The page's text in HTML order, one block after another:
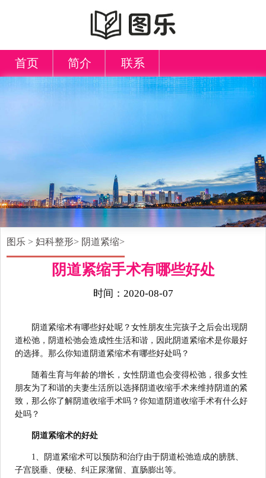
首页 简介 联系
图乐 >妇科整形> 阴道紧缩>
阴道紧缩手术有哪些好处
时间：2020-08-07
阴道紧缩术有哪些好处呢？女性朋友生完孩子之后会出现阴
道松弛，阴道松弛会造成性生活和谐，因此阴道紧缩术是你最好
的选择。那么你知道阴道紧缩术有哪些好处吗？
随着生育与年龄的增长，女性阴道也会变得松弛，很多女性
朋友为了和谐的夫妻生活所以选择阴道收缩手术来维持阴道的紧
致，那么你了解阴道收缩手术吗？你知道阴道收缩手术有什么好
处吗？
阴道紧缩术的好处
1、阴道紧缩术可以预防和治疗由于阴道松弛造成的膀胱、
子宫脱垂、便秘、纠正尿潴留、直肠膨出等。